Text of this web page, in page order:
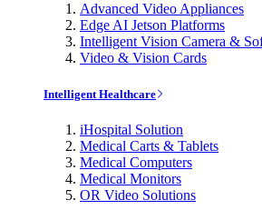
Advanced Video Appliances
Edge AI Jetson Platforms
Intelligent Vision Camera &
Video & Vision Cards
Intelligent Healthcare
iHospital Solution
Medical Carts & Tablets
Medical Computers
Medical Monitors
OR Video Solutions